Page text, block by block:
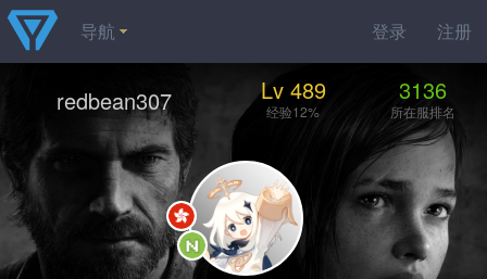
登录 注册
导航
redbean307 Lv 489
经验12%
3136
所在服排名